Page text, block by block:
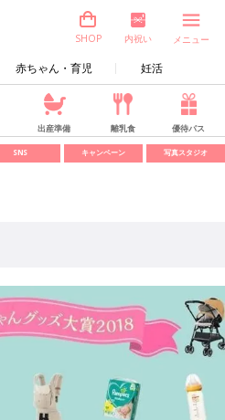
赤ちゃん・育児 妊活
SHOP 内祝い メニュー
出産準備 離乳食 優待パス
SNS キャンペーン 写真スタジオ